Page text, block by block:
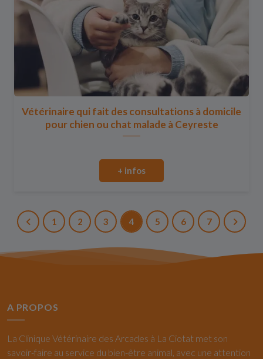
Vétérinaire qui fait des consultations à domicile
pour chien ou chat malade à Ceyreste
+ infos
1 2 3 4 5 6 7
A PROPOS
La Clinique Vétérinaire des Arcades à La Ciotat met son
savoir-faire au service du bien-être animal, avec une attention